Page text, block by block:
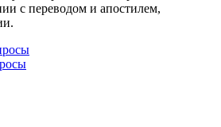
с переводом и апостилем,